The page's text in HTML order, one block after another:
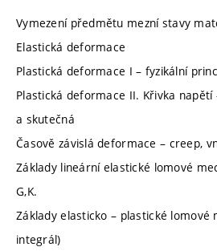
Vymezení předmětu mezní stavy
Elastická deformace
Plastická deformace I – fyzikální
Plastická deformace II. Křivka
a skutečná
Časově závislá deformace – creep,
Základy lineární elastické lomové
G,K.
Základy elasticko – plastické lomové
integrál)